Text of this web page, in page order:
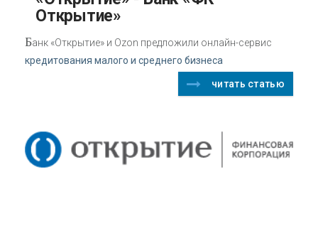
Открытие»
Банк «Открытие» и Ozon предложили онлайн-сервис
кредитования малого и среднего бизнеса
читать статью